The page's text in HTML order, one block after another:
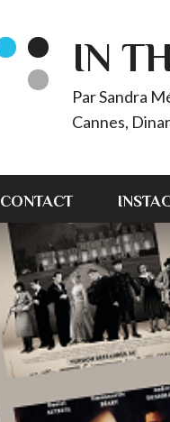
IN
Par Sandra
Cannes,
CONTACT